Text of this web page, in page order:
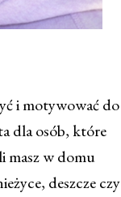
i motywować do
dla osób, które
masz w domu
deszcze czy